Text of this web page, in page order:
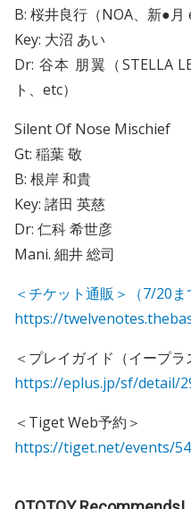
B: 桜井良行（NOA、新●月
Key: 大沼 あい
Dr: 谷本 朋翼（STELLA
ト、etc）
Silent Of Nose Mischief
Gt: 稲葉 敬
B: 根岸 和貴
Key: 諸田 英慈
Dr: 仁科 希世彦
Mani. 細井 総司
＜チケット通販＞（7/20ま
https://
＜プレイガイド（イープラ
https://eplus.jp/sf/detail/
＜Tiget Web予約＞
https://tiget.net/events/